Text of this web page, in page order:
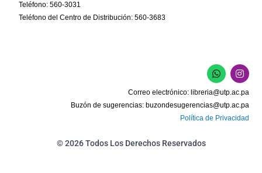
Teléfono: 560-3031
Teléfono del Centro de Distribución: 560-3683
W
h
a
t
s
a
p
I
n
s
t
a
g
r
Correo electrónico: libreria@utp.ac.pa
Buzón de sugerencias: buzondesugerencias@utp.ac.pa
Política de Privacidad
© 2026 Todos Los Derechos Reservados